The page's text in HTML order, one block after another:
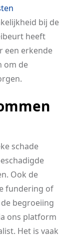
bij de
heeft
een erkende
om de
schade
Ook de
fundering of
begroeiing
ons platform
Het is vaak